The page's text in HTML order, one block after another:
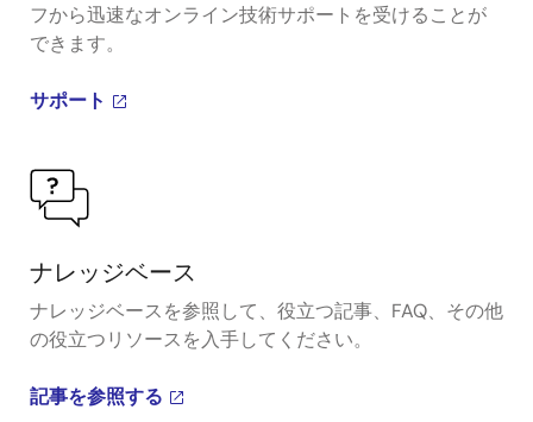
フから迅速なオンライン技術サポートを受けることが
できます。
サポート
ナレッジベース
ナレッジベースを参照して、役立つ記事、FAQ、その他
の役立つリソースを入手してください。
記事を参照する